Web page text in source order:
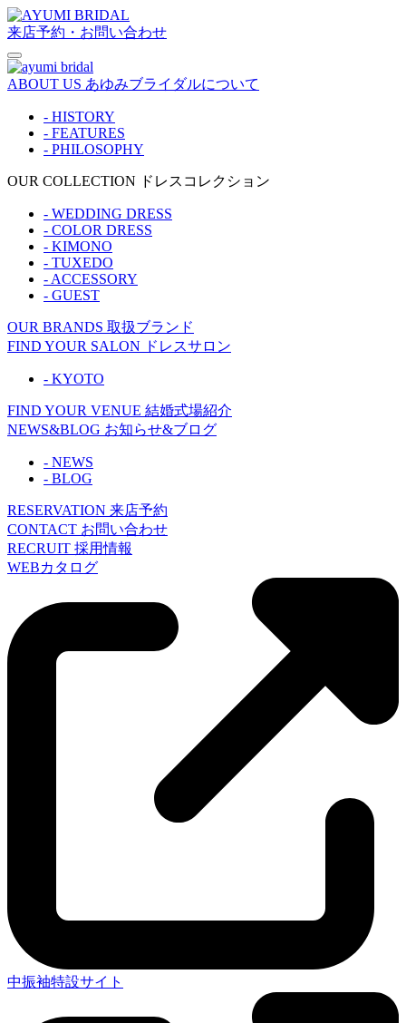
来店予約・お問い合わせ
ABOUT US あゆみブライダルについて
- HISTORY
- FEATURES
- PHILOSOPHY
OUR COLLECTION ドレスコレクション
- WEDDING DRESS
- COLOR DRESS
- KIMONO
- TUXEDO
- ACCESSORY
- GUEST
OUR BRANDS 取扱ブランド
FIND YOUR SALON ドレスサロン
- KYOTO
FIND YOUR VENUE 結婚式場紹介
NEWS&BLOG お知らせ&ブログ
- NEWS
- BLOG
RESERVATION 来店予約
CONTACT お問い合わせ
RECRUIT 採用情報
WEBカタログ
中振袖特設サイト